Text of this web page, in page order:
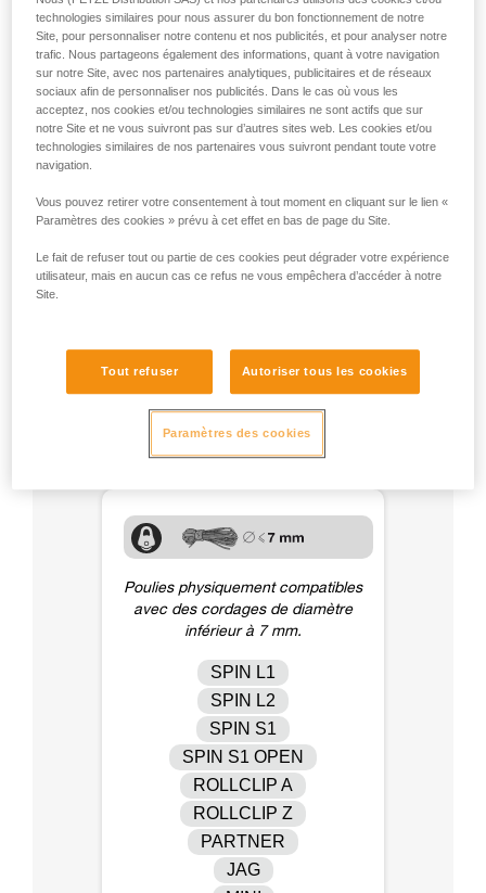
Nous donnons des exemples de techniques
liées à votre activité. Il peut en exister d’autres
que nous ne décrivons pas ici.
des diamètres supérieurs à 7 mm, quel que soit le type de
cordage (cordelette, corde dynamique, corde semi-statique,
corde statique...).
L’utilisation de cordelettes dans les poulies est courante :
cordelette accessoire dans un mouflage mariner double,
hissages divers, hissage ou secours avec PUR LINE et RAD
LINE...
Certaines poulies présentent un espace entre le réa et les
flasques, dans lequel une cordelette fine peut venir se
coincer lors d’une traction désaxée. Elles ne sont donc pas
compatibles avec les cordages de petit diamètre. Certaines
poulies peuvent être utilisées avec des cordelettes de petit
technique et/ou les indications du fabricant.
Poulies physiquement compatibles
avec des cordages de diamètre
inférieur à 7 mm.
SPIN L1
SPIN L2
SPIN S1
SPIN S1 OPEN
ROLLCLIP A
ROLLCLIP Z
PARTNER
JAG
technologies similaires pour nous assurer du bon fonctionnement de notre
Site, pour personnaliser notre contenu et nos publicités, et pour analyser notre
trafic. Nous partageons également des informations, quant à votre navigation
sur notre Site, avec nos partenaires analytiques, publicitaires et de réseaux
sociaux afin de personnaliser nos publicités. Dans le cas où vous les
acceptez, nos cookies et/ou technologies similaires ne sont actifs que sur
notre Site et ne vous suivront pas sur d’autres sites web. Les cookies et/ou
technologies similaires de nos partenaires vous suivront pendant toute votre
navigation.
Vous pouvez retirer votre consentement à tout moment en cliquant sur le lien «
Paramètres des cookies » prévu à cet effet en bas de page du Site.
Le fait de refuser tout ou partie de ces cookies peut dégrader votre expérience
utilisateur, mais en aucun cas ce refus ne vous empêchera d’accéder à notre
Site.
Tout refuser Autoriser tous les cookies
Paramètres des cookies